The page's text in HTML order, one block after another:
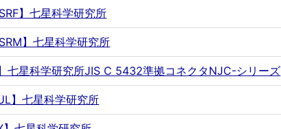
】七星科学研究所
】七星科学研究所
七星科学研究所JIS C 5432準拠コネクタNJC-シリーズ
】七星科学研究所